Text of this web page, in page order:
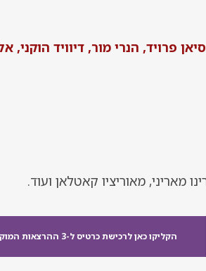
פרויד, הנרי מור, דיוויד הוקני,
מאריני, מאוריציו קאטלאן ועוד.
הקליקו כאן לרכישת כרטיס ל-3 ההרצאות המוקלטות